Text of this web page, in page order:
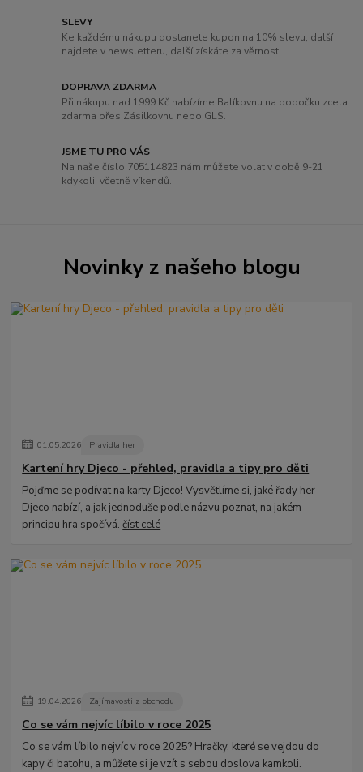
SLEVY
Ke každému nákupu dostanete kupon na 10% slevu, další
najdete v newsletteru, další získáte za věrnost.
DOPRAVA ZDARMA
Při nákupu nad 1999 Kč nabízíme Balíkovnu na pobočku zcela
zdarma přes Zásilkovnu nebo GLS.
JSME TU PRO VÁS
Na naše číslo 705114823 nám můžete volat v době 9-21
kdykoli, včetně víkendů.
Novinky z našeho blogu
01.05.2026 Pravidla her
Kartení hry Djeco - přehled, pravidla a tipy pro děti
Pojďme se podívat na karty Djeco! Vysvětlíme si, jaké řady her
Djeco nabízí, a jak jednoduše podle názvu poznat, na jakém
principu hra spočívá.číst celé
19.04.2026 Zajímavosti z obchodu
Co se vám nejvíc líbilo v roce 2025
Co se vám líbilo nejvíc v roce 2025? Hračky, které se vejdou do
kapy či batohu, a můžete si je vzít s sebou doslova kamkoli.